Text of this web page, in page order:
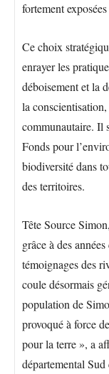
fortement
Ce choix
enrayer les
déboisement et la
la
communautaire. Il
Fonds pour
biodiversité dans
des territoires.
Tête Source
grâce à des
témoignages des
coule désormais
population de
provoqué à force
pour la terre », a
départemental